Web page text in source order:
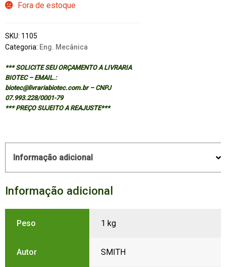
Fora de estoque
SKU: 1105
Categoria: Eng. Mecânica
*** SOLICITE SEU ORÇAMENTO A LIVRARIA
BIOTEC – EMAIL.:
biotec@livrariabiotec.com.br – CNPJ
07.993.228/0001-79
*** PREÇO SUJEITO A REAJUSTE***
Informação adicional
Informação adicional
Peso 1 kg
Autor SMITH